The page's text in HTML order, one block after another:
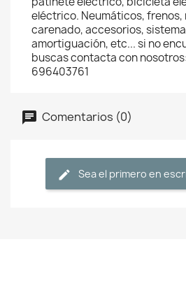
eléctrico. Neumáticos, frenos,
carenado, accesorios,
amortiguación, etc... si no
buscas contacta con
696403761
Comentarios (0)
Sea el primero en